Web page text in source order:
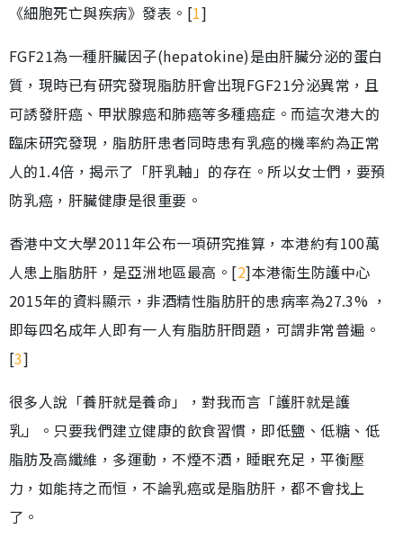
《細胞死亡與疾病》發表。[1]
FGF21為一種肝臟因子(hepatokine)是由肝臟分泌的蛋白
質，現時已有研究發現脂肪肝會出現FGF21分泌異常，且
可誘發肝癌、甲狀腺癌和肺癌等多種癌症。而這次港大的
臨床研究發現，脂肪肝患者同時患有乳癌的機率約為正常
人的1.4倍，揭示了「肝乳軸」的存在。所以女士們，要預
防乳癌，肝臟健康是很重要。
香港中文大學2011年公布一項研究推算，本港約有100萬
人患上脂肪肝，是亞洲地區最高。[2]本港衞生防護中心
2015年的資料顯示，非酒精性脂肪肝的患病率為27.3% ，
即每四名成年人即有一人有脂肪肝問題，可謂非常普遍。
[3]
很多人說「養肝就是養命」，對我而言「護肝就是護
乳」。只要我們建立健康的飲食習慣，即低鹽、低糖、低
脂肪及高纖維，多運動，不煙不酒，睡眠充足，平衡壓
力，如能持之而恒，不論乳癌或是脂肪肝，都不會找上
了。